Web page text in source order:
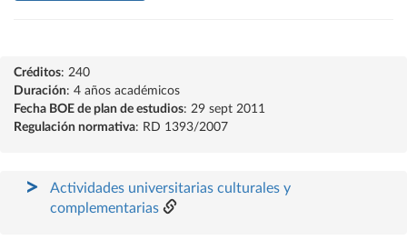
Créditos: 240
Duración: 4 años académicos
Fecha BOE de plan de estudios: 29 sept 2011
Regulación normativa: RD 1393/2007
Actividades universitarias culturales y
complementarias